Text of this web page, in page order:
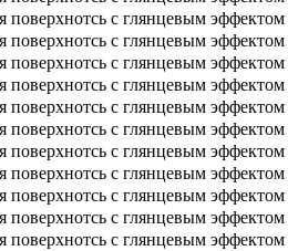
поверхнотсь с глянцевым эффектом
поверхнотсь с глянцевым эффектом
поверхнотсь с глянцевым эффектом
поверхнотсь с глянцевым эффектом
поверхнотсь с глянцевым эффектом
поверхнотсь с глянцевым эффектом
поверхнотсь с глянцевым эффектом
поверхнотсь с глянцевым эффектом
поверхнотсь с глянцевым эффектом
поверхнотсь с глянцевым эффектом
поверхнотсь с глянцевым эффектом